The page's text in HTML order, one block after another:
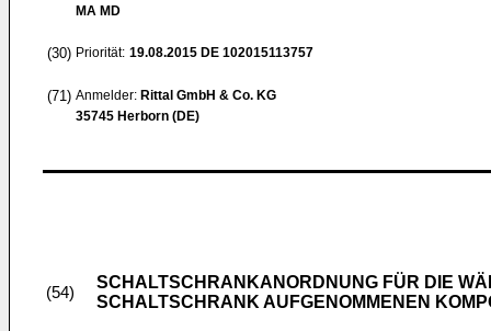
MA MD
(30) Priorität: 19.08.2015 DE 102015113757
(71) Anmelder: Rittal GmbH & Co. KG
35745 Herborn (DE)
(54)
SCHALTSCHRANKANORDNUNG FÜR DIE
SCHALTSCHRANK AUFGENOMMENEN